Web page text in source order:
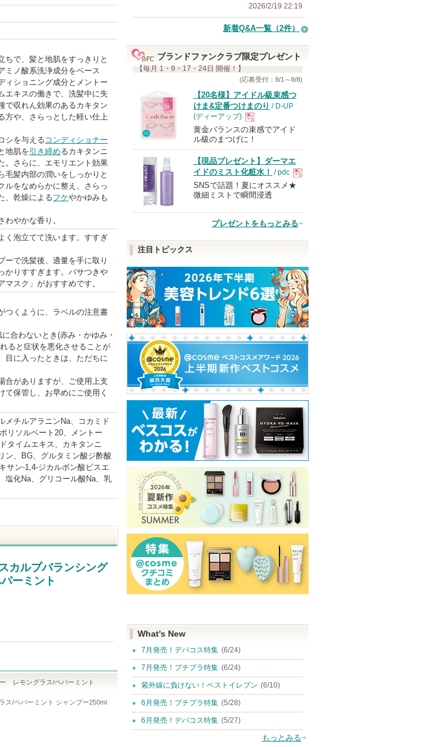
ちで、髪と地肌をすっきりと
ミノ酸系洗浄成分をベース
ィショニング成分とメントー
エキスの働きで、洗髪中に失
で収れん効果のあるカキタン
方や、さらっとした軽い仕上
シを与える コンディショナー
地肌を引き締めるカキタンニ
。さらに、エモリエント効果
毛髪内部の潤いをしっかりと
ルをなめらかに整え、さらっ
、乾燥によるフケやかゆみも
やかな香り。
く泡立てて洗います。すすぎ
ーで洗髪後、適量を手に取り
かりすすぎます。パサつきや
スク」がおすすめです。
つくように、ラベルの注意書
合わないとき(赤み・かゆみ・
ると症状を悪化させることが
目に入ったときは、ただちに
合がありますが、ご使用上支
保管し、お早めにご使用く
メチルアラニンNa、コカミド
リソルベート20、メントー
タイムエキス、カキタンニ
ン、BG、グルタミン酸ジ酢酸
サン-1,4-ジカルボン酸ビスエ
塩化Na、グリコール酸Na、乳
カルプバランシング
ーミント
レモングラス/ペパーミント
ス/ペパーミント シャンプー250ml
2026/2/19 22:19
新着Q&A一覧（2件）
ブランドファンクラブ限定プレゼント
【毎月 1・9・17・24日 開催！】
(応募受付：8/1～8/8)
【20名様】アイドル級束感つ
けま&定番つけまのり / D-UP
(ディーアップ)
現
品
黄金バランスの束感でアイド
ル級のまつげに！
【現品プレゼント】ダーマエ
イドのミスト化粧水！ / pdc
現
品
SNSで話題！夏にオススメ★
微細ミストで瞬間浸透
プレゼントをもっとみる
注目トピックス
What's New
7月発売！デパコス特集 (6/24)
7月発売！プチプラ特集 (6/24)
紫外線に負けない！ベストイレブン (6/10)
6月発売！プチプラ特集 (5/28)
6月発売！デパコス特集 (5/27)
もっとみる